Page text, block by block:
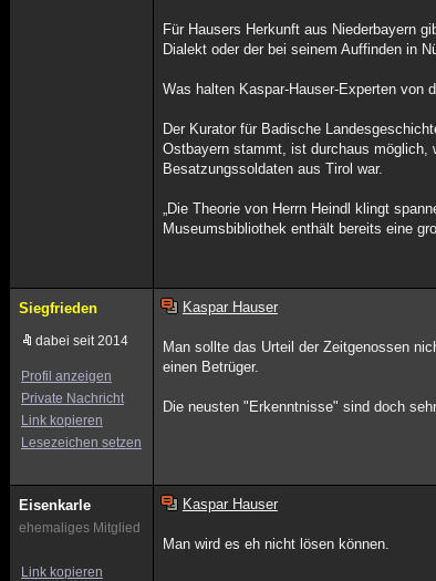
Für Hausers Herkunft aus Niederbayern
Dialekt oder der bei seinem Auffinden in
Was halten Kaspar-Hauser-Experten von
Der Kurator für Badische
Ostbayern stammt, ist durchaus möglich,
Besatzungssoldaten aus Tirol war.
„Die Theorie von Herrn Heindl klingt
Museumsbibliothek enthält bereits eine
Siegfrieden
dabei seit 2014
Profil anzeigen
Private Nachricht
Link kopieren
Lesezeichen setzen
Kaspar Hauser
Man sollte das Urteil der Zeitgenossen
einen Betrüger.
Die neusten "Erkenntnisse" sind doch
Eisenkarle
ehemaliges Mitglied
Link kopieren
Kaspar Hauser
Man wird es eh nicht lösen können.